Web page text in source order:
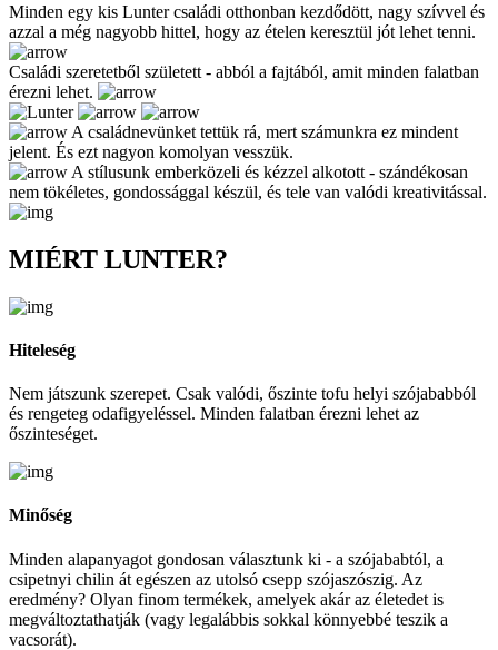
Minden egy kis Lunter családi otthonban kezdődött, nagy szívvel és
azzal a még nagyobb hittel, hogy az ételen keresztül jót lehet tenni.
Családi szeretetből született - abból a fajtából, amit minden falatban
érezni lehet.
A családnevünket tettük rá, mert számunkra ez mindent
jelent. És ezt nagyon komolyan vesszük.
A stílusunk emberközeli és kézzel alkotott - szándékosan
nem tökéletes, gondossággal készül, és tele van valódi kreativitással.
MIÉRT LUNTER?
Hiteleség
Nem játszunk szerepet. Csak valódi, őszinte tofu helyi szójababból
és rengeteg odafigyeléssel. Minden falatban érezni lehet az
őszinteséget.
Minőség
Minden alapanyagot gondosan választunk ki - a szójababtól, a
csipetnyi chilin át egészen az utolsó csepp szójaszószig. Az
eredmény? Olyan finom termékek, amelyek akár az életedet is
megváltoztathatják (vagy legalábbis sokkal könnyebbé teszik a
vacsorát).